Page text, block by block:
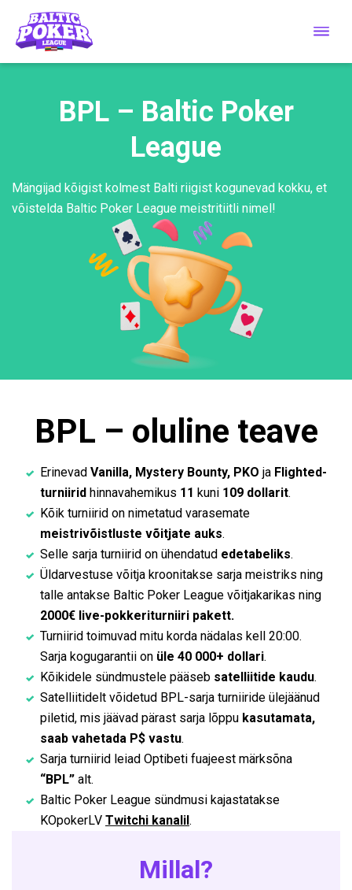
BPL – Baltic Poker
League
Mängijad kõigist kolmest Balti riigist kogunevad kokku, et
võistelda Baltic Poker League meistritiitli nimel!
BPL – oluline teave
Erinevad Vanilla, Mystery Bounty, PKO ja Flighted-
turniirid hinnavahemikus 11 kuni 109 dollarit.
Kõik turniirid on nimetatud varasemate
meistrivõistluste võitjate auks.
Selle sarja turniirid on ühendatud edetabeliks.
Üldarvestuse võitja kroonitakse sarja meistriks ning
talle antakse Baltic Poker League võitjakarikas ning
2000€ live-pokkeriturniiri pakett.
Turniirid toimuvad mitu korda nädalas kell 20:00.
Sarja kogugarantii on üle 40 000+ dollari.
Kõikidele sündmustele pääseb satelliitide kaudu.
Satelliitidelt võidetud BPL-sarja turniiride ülejäänud
piletid, mis jäävad pärast sarja lõppu kasutamata,
saab vahetada P$ vastu.
Sarja turniirid leiad Optibeti fuajeest märksõna
“BPL” alt.
Baltic Poker League sündmusi kajastatakse
KOpokerLV Twitchi kanalil.
Millal?